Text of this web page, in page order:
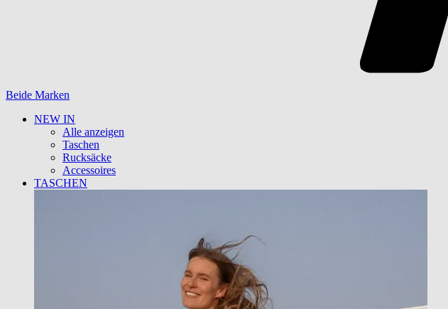
Beide Marken
NEW IN
Alle anzeigen
Taschen
Rucksäcke
Accessoires
TASCHEN